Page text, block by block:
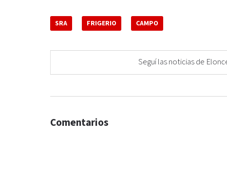
SRA FRIGERIO CAMPO
Seguí las noticias de
Comentarios